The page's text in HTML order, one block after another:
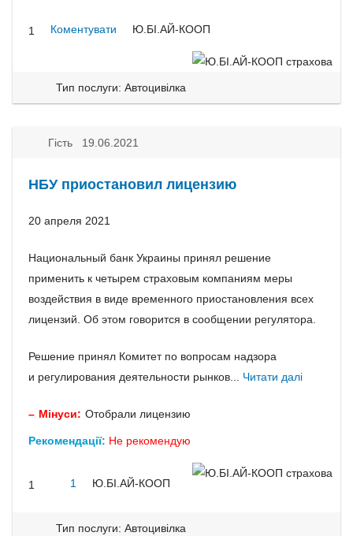
1 Коментувати Ю.БІ.АЙ-КООП
Тип послуги: Автоцивілка
Гість 19.06.2021
НБУ приостановил лицензию
20 апреля 2021
Национальный банк Украины принял решение
применить к четырем страховым компаниям меры
воздействия в виде временного приостановления всех
лицензий. Об этом говорится в сообщении регулятора.
Решение принял Комитет по вопросам надзора
и регулирования деятельности рынков... Читати далі
Мінуси: Отобрали лицензию
Рекомендації: Не рекомендую
1 1 Ю.БІ.АЙ-КООП
Тип послуги: Автоцивілка